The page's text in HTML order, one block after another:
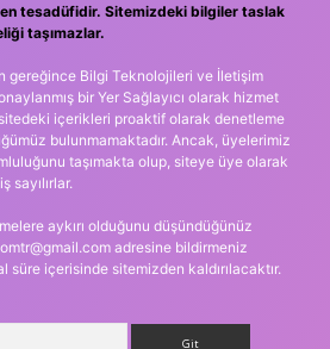
tesadüfidir. Sitemizdeki bilgiler taslak
taşımazlar.
gereğince Bilgi Teknolojileri ve İletişim
bir Yer Sağlayıcı olarak hizmet
içerikleri proaktif olarak denetleme
bulunmamaktadır. Ancak, üyelerimiz
taşımakta olup, siteye üye olarak
sayılırlar.
aykırı olduğunu düşündüğünüz
adresine bildirmeniz
içerisinde sitemizden kaldırılacaktır.